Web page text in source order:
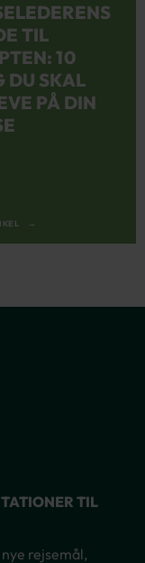
TIL
10
DU SKAL
PÅ DIN
TIL
rejsemål,